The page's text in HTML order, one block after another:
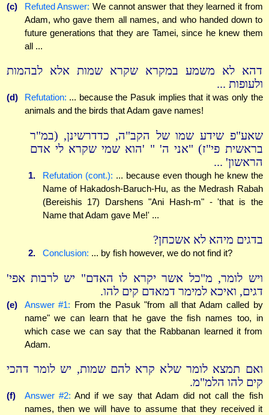
(c) Refuted Answer: We cannot answer that they learned it from
Adam, who gave them all names, and who handed down to
future generations that they are Tamei, since he knew them
all ...
דהא לא משמע במקרא שקרא שמות אלא לבהמות
ולעופות ...
(d) Refutation: ... because the Pasuk implies that it was only the
animals and the birds that Adam gave names!
שאע"פ שידע שמו של הקב"ה, כדדרשינן, (במ"ר
בראשית פי"ז) "אני ה' " 'הוא שמי שקרא לי אדם
הראשון' ...
1. Refutation (cont.): ... because even though he knew the
Name of Hakadosh-Baruch-Hu, as the Medrash Rabah
(Bereishis 17) Darshens "Ani Hash-m" - 'that is the
Name that Adam gave Me!' ...
בדגים מיהא לא אשכחן?
2. Conclusion: ... by fish however, we do not find it?
ויש לומר, מ"כל אשר יקרא לו האדם" יש לרבות אפי'
דגים, ואיכא למימר דמאדם קים להו.
(e) Answer #1: From the Pasuk "from all that Adam called by
name" we can learn that he gave the fish names too, in
which case we can say that the Rabbanan learned it from
Adam.
ואם תמצא לומר שלא קרא להם שמות, יש לומר דהכי
קים להו הלמ"מ.
(f) Answer #2: And if we say that Adam did not call the fish
names, then we will have to assume that they received it